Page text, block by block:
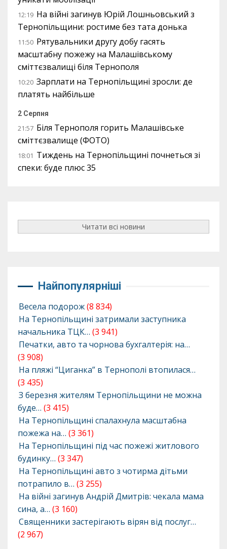
12:19 На війні загинув Юрій Лошньовський з
Тернопільщини: ростиме без тата донька
11:50 Рятувальники другу добу гасять
масштабну пожежу на Малашівському
сміттєзвалищі біля Тернополя
10:20 Зарплати на Тернопільщині зросли: де
платять найбільше
2 Серпня
21:57 Біля Тернополя горить Малашівське
сміттєзвалище (ФОТО)
18:01 Тиждень на Тернопільщині почнеться зі
спеки: буде плюс 35
Читати всі новини
Найпопулярніші
Весела подорож(8 834)
На Тернопільщині затримали заступника
начальника ТЦК… (3 941)
Печатки, авто та чорнова бухгалтерія: на…
(3 908)
На пляжі “Циганка” в Тернополі втопилася…
(3 435)
З березня жителям Тернопільщини не можна
буде… (3 415)
На Тернопільщині спалахнула масштабна
пожежа на… (3 361)
На Тернопільщині під час пожежі житлового
будинку… (3 347)
На Тернопільщині авто з чотирма дітьми
потрапило в… (3 255)
На війні загинув Андрій Дмитрів: чекала мама
сина, а… (3 160)
Священники застерігають вірян від послуг…
(2 967)